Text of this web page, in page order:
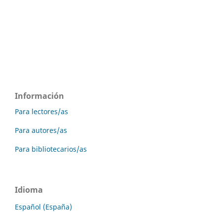
Información
Para lectores/as
Para autores/as
Para bibliotecarios/as
Idioma
Español (España)